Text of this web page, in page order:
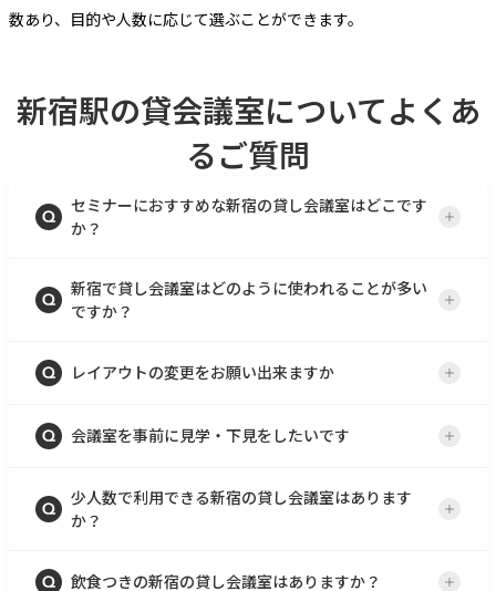
数あり、目的や人数に応じて選ぶことができます。
新宿駅の貸会議室についてよくあ
るご質問
セミナーにおすすめな新宿の貸し会議室はどこです
か？
新宿で貸し会議室はどのように使われることが多い
ですか？
レイアウトの変更をお願い出来ますか
会議室を事前に見学・下見をしたいです
少人数で利用できる新宿の貸し会議室はあります
か？
飲食つきの新宿の貸し会議室はありますか？